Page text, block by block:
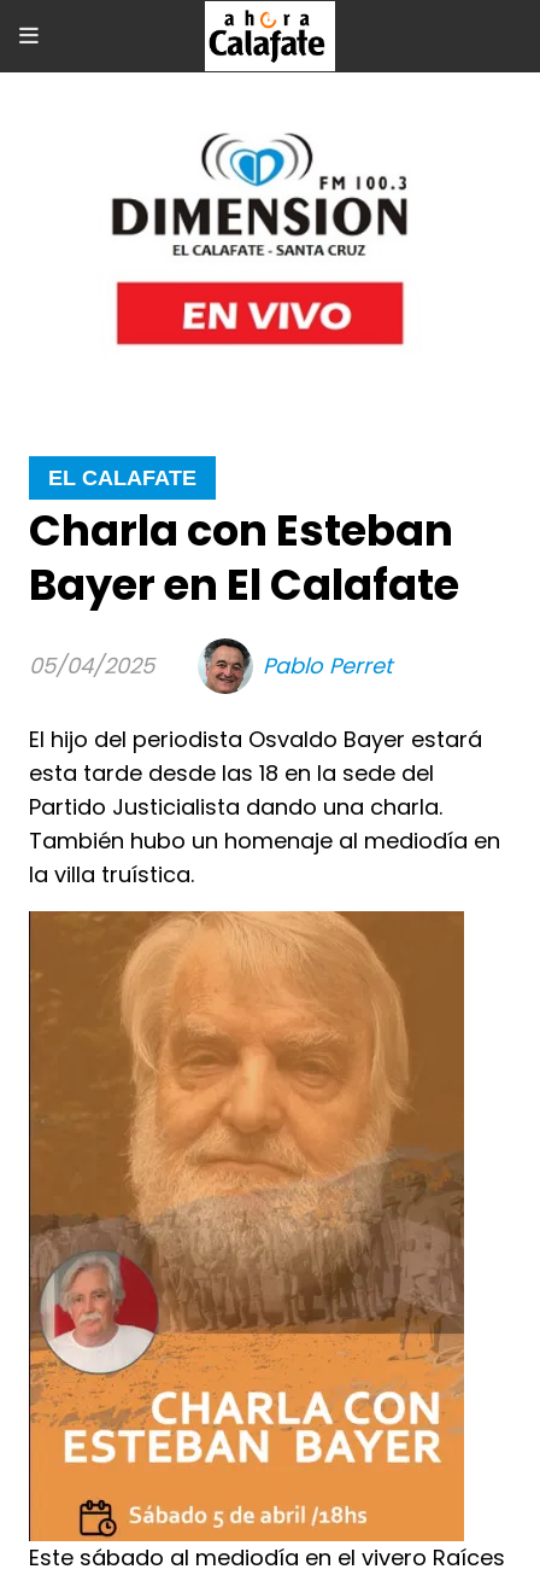
Charla con Esteban
Bayer en El Calafate
El hijo del periodista Osvaldo Bayer estará
esta tarde desde las 18 en la sede del
Partido Justicialista dando una charla.
También hubo un homenaje al mediodía en
la villa truística.
EL CALAFATE
05/04/2025 Pablo Perret
Este sábado al mediodía en el vivero Raíces